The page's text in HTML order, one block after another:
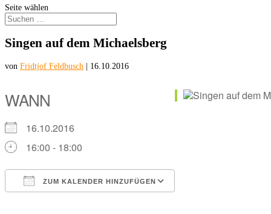
Seite wählen
Singen auf dem Michaelsberg
von Fridtjof Feldbusch 16.10.2016
WANN
16.10.2016
16:00 - 18:00
ZUM KALENDER HINZUFÜGEN